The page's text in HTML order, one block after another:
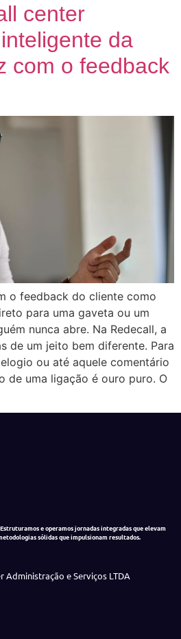
center
da
com o feedback
o feedback do cliente como
para uma gaveta ou um
nunca abre. Na Redecall, a
de um jeito bem diferente. Para
ou até aquele comentário
de uma ligação é ouro puro. O
e operamos jornadas integradas que elevam
sólidas que impulsionam resultados.
Administração e Serviços LTDA